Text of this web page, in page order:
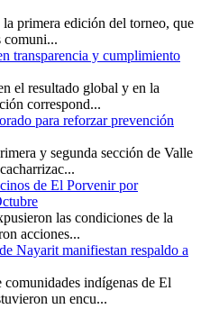
primera edición del torneo, que
comuni...
transparencia y cumplimiento
el resultado global y en la
correspond...
para reforzar prevención
y segunda sección de Valle
de El Porvenir por
las condiciones de la
acciones...
Nayarit manifiestan respaldo a
indígenas de El
un encu...